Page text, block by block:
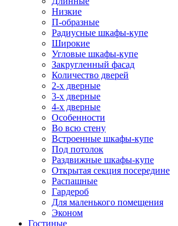
Низкие
П-образные
Радиусные шкафы-купе
Широкие
Угловые шкафы-купе
Закругленный фасад
Количество дверей
2-х дверные
3-х дверные
4-х дверные
Особенности
Во всю стену
Встроенные шкафы-купе
Под потолок
Раздвижные шкафы-купе
Открытая секция посередине
Распашные
Гардероб
Для маленького помещения
Эконом
Гостиные